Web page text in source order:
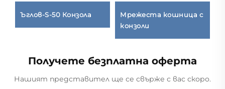
Ъглов-S-50 Конзола
Мрежеста кошница с
конзоли
Получете безплатна оферта
Нашият представител ще се свърже с вас скоро.